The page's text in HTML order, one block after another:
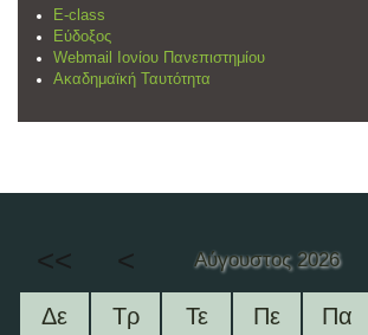
E-class
Εύδοξος
Webmail Ιονίου Πανεπιστημίου
Ακαδημαϊκή Ταυτότητα
<< < Αύγουστος 2026
Δε Τρ Τε Πε Πα